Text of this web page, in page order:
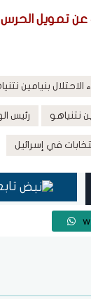
الاحتلال بنيامين
نتنياهو رئيس
في إسرائيل